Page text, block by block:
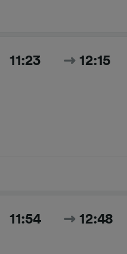
11:23 12:15
11:54 12:48